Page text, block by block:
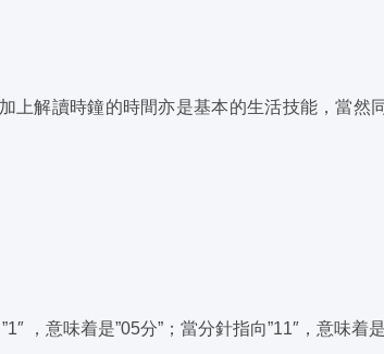
上解讀時鐘的時間亦是基本的生活技能，當然
，意味着是”05分”；當分針指向”11″，意味着